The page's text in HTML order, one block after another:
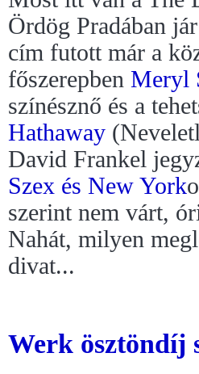
Ördög Pradában
cím futott már a
főszerepben Meryl
színésznő és a
Hathaway
David Frankel
Szex és New York
szerint nem várt,
Nahát, milyen
divat...
Werk ösztöndíj